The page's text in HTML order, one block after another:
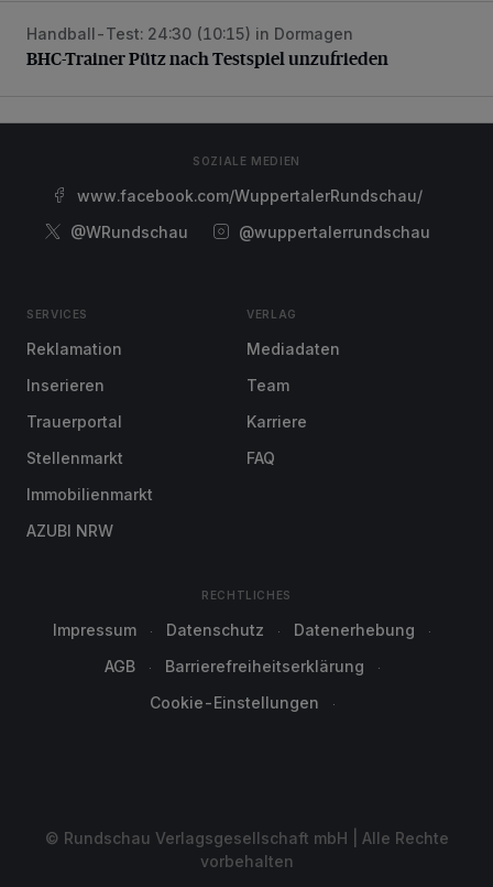
BHC-Trainer Pütz nach Testspiel unzufrieden
Handball-Test: 24:30 (10:15) in Dormagen
BHC-Trainer Pütz nach Testspiel unzufrieden
SOZIALE MEDIEN
www.facebook.com/WuppertalerRundschau/
@WRundschau
@wuppertalerrundschau
SERVICES
Reklamation
Inserieren
Trauerportal
Stellenmarkt
Immobilienmarkt
AZUBI NRW
VERLAG
Mediadaten
Team
Karriere
FAQ
RECHTLICHES
Impressum Datenschutz
Datenerhebung
AGB
Barrierefreiheitserklärung
Cookie-Einstellungen
© Rundschau Verlagsgesellschaft mbH | Alle Rechte
vorbehalten